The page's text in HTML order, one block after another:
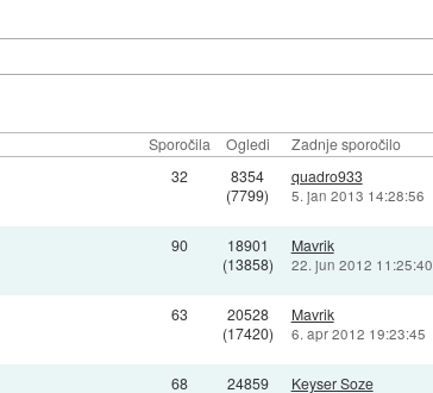
Sporočila Ogledi Zadnje sporočilo
32
8354
(7799)
quadro933
5. jan 2013 14:28:56
90
18901
(13858)
Mavrik
22. jun 2012 11:25:40
63
20528
(17420)
Mavrik
6. apr 2012 19:23:45
68
24859
Keyser Soze